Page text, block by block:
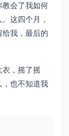
会了我如何
这四个月，
我，最后的
，摇了摇
也不知道我